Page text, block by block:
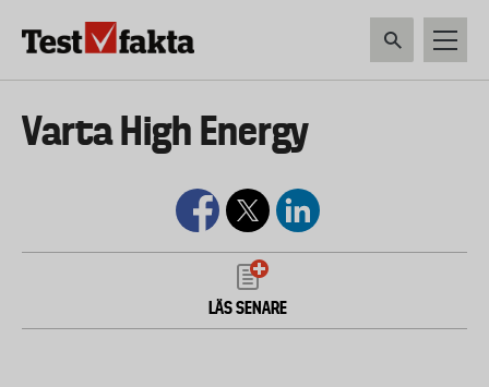
Huvudmeny
ny
Varta High Energy
LÄS SENARE